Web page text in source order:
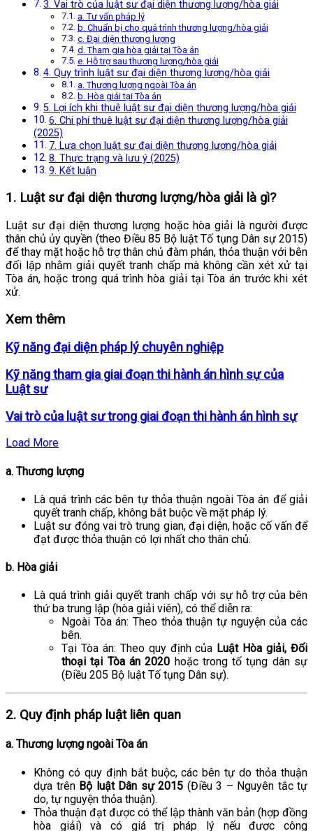
3. Vai trò của luật sư đại diện thương lượng/hòa giải
a. Tư vấn pháp lý
b. Chuẩn bị cho quá trình thương lượng/hòa giải
c. Đại diện thương lượng
d. Tham gia hòa giải tại Tòa án
e. Hỗ trợ sau thương lượng/hòa giải
4. Quy trình luật sư đại diện thương lượng/hòa giải
a. Thương lượng ngoài Tòa án
b. Hòa giải tại Tòa án
5. Lợi ích khi thuê luật sư đại diện thương lượng/hòa giải
6. Chi phí thuê luật sư đại diện thương lượng/hòa giải
(2025)
7. Lựa chọn luật sư đại diện thương lượng/hòa giải
8. Thực trạng và lưu ý (2025)
9. Kết luận
1. Luật sư đại diện thương lượng/hòa giải là gì?
Luật sư đại diện thương lượng hoặc hòa giải là người được
thân chủ ủy quyền (theo Điều 85 Bộ luật Tố tụng Dân sự 2015)
để thay mặt hoặc hỗ trợ thân chủ đàm phán, thỏa thuận với bên
đối lập nhằm giải quyết tranh chấp mà không cần xét xử tại
Tòa án, hoặc trong quá trình hòa giải tại Tòa án trước khi xét
xử.
Xem thêm
Kỹ năng đại diện pháp lý chuyên nghiệp
Kỹ năng tham gia giai đoạn thi hành án hình sự của
Luật sư
Vai trò của luật sư trong giai đoạn thi hành án hình sự
Load More
a. Thương lượng
Là quá trình các bên tự thỏa thuận ngoài Tòa án để giải
quyết tranh chấp, không bắt buộc về mặt pháp lý.
Luật sư đóng vai trò trung gian, đại diện, hoặc cố vấn để
đạt được thỏa thuận có lợi nhất cho thân chủ.
b. Hòa giải
Là quá trình giải quyết tranh chấp với sự hỗ trợ của bên
thứ ba trung lập (hòa giải viên), có thể diễn ra:
Ngoài Tòa án: Theo thỏa thuận tự nguyện của các
bên.
Tại Tòa án: Theo quy định của Luật Hòa giải, Đối
thoại tại Tòa án 2020 hoặc trong tố tụng dân sự
(Điều 205 Bộ luật Tố tụng Dân sự).
2. Quy định pháp luật liên quan
a. Thương lượng ngoài Tòa án
Không có quy định bắt buộc, các bên tự do thỏa thuận
dựa trên Bộ luật Dân sự 2015 (Điều 3 – Nguyên tắc tự
do, tự nguyện thỏa thuận).
Thỏa thuận đạt được có thể lập thành văn bản (hợp đồng
hòa giải) và có giá trị pháp lý nếu được công